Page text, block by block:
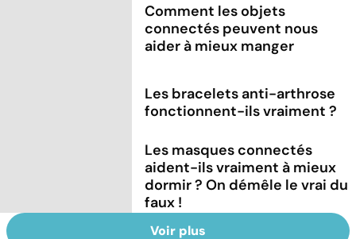
Comment les objets
connectés peuvent nous
aider à mieux manger
Les bracelets anti-arthrose
fonctionnent-ils vraiment ?
Les masques connectés
aident-ils vraiment à mieux
dormir ? On démêle le vrai du
faux !
Voir plus